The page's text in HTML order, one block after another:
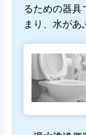
るための器具
まり、水があ